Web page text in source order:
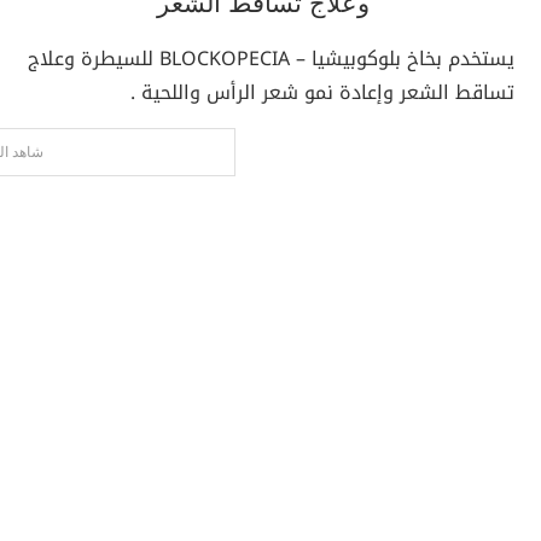
يستخدم بخاخ بلوكوبيشيا – BLOCKOPECIA للسيطرة وعلاج
تساقط الشعر وإعادة نمو شعر الرأس واللحية .
شاهد